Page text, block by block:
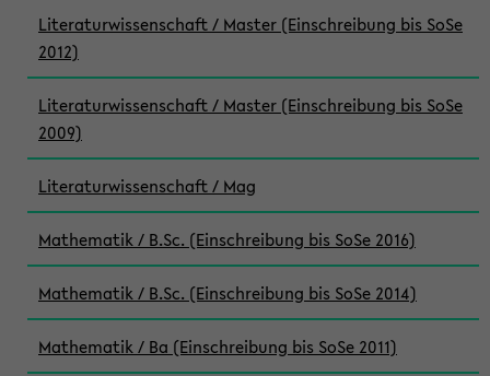
Literaturwissenschaft / Master (Einschreibung bis SoSe
2012)
Literaturwissenschaft / Master (Einschreibung bis SoSe
2009)
Literaturwissenschaft / Mag
Mathematik / B.Sc. (Einschreibung bis SoSe 2016)
Mathematik / B.Sc. (Einschreibung bis SoSe 2014)
Mathematik / Ba (Einschreibung bis SoSe 2011)